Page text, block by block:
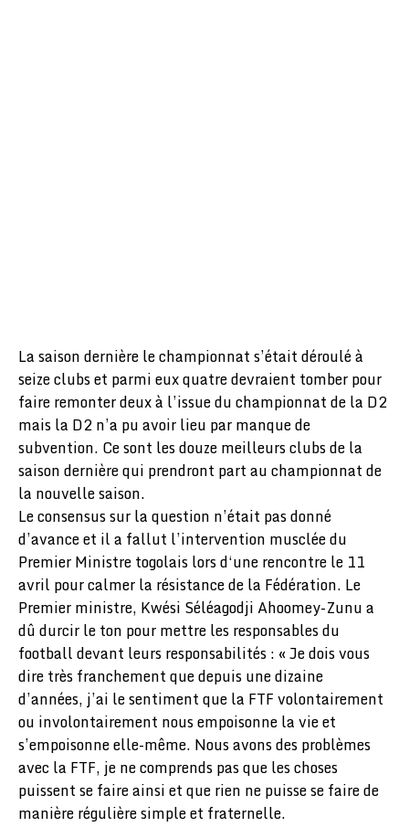
La saison dernière le championnat s’était déroulé à
seize clubs et parmi eux quatre devraient tomber pour
faire remonter deux à l’issue du championnat de la D2
mais la D2 n’a pu avoir lieu par manque de
subvention. Ce sont les douze meilleurs clubs de la
saison dernière qui prendront part au championnat de
la nouvelle saison.
Le consensus sur la question n’était pas donné
d’avance et il a fallut l’intervention musclée du
Premier Ministre togolais lors d‘une rencontre le 11
avril pour calmer la résistance de la Fédération. Le
Premier ministre, Kwési Séléagodji Ahoomey-Zunu a
dû durcir le ton pour mettre les responsables du
football devant leurs responsabilités : « Je dois vous
dire très franchement que depuis une dizaine
d’années, j’ai le sentiment que la FTF volontairement
ou involontairement nous empoisonne la vie et
s’empoisonne elle-même. Nous avons des problèmes
avec la FTF, je ne comprends pas que les choses
puissent se faire ainsi et que rien ne puisse se faire de
manière régulière simple et fraternelle.